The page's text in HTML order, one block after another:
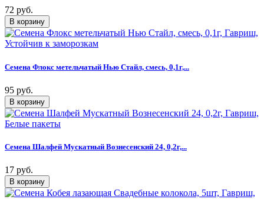
72 руб.
Семена Флокс метельчатый Нью Стайл, смесь, 0,1г,...
95 руб.
Семена Шалфей Мускатный Вознесенский 24, 0,2г,...
17 руб.